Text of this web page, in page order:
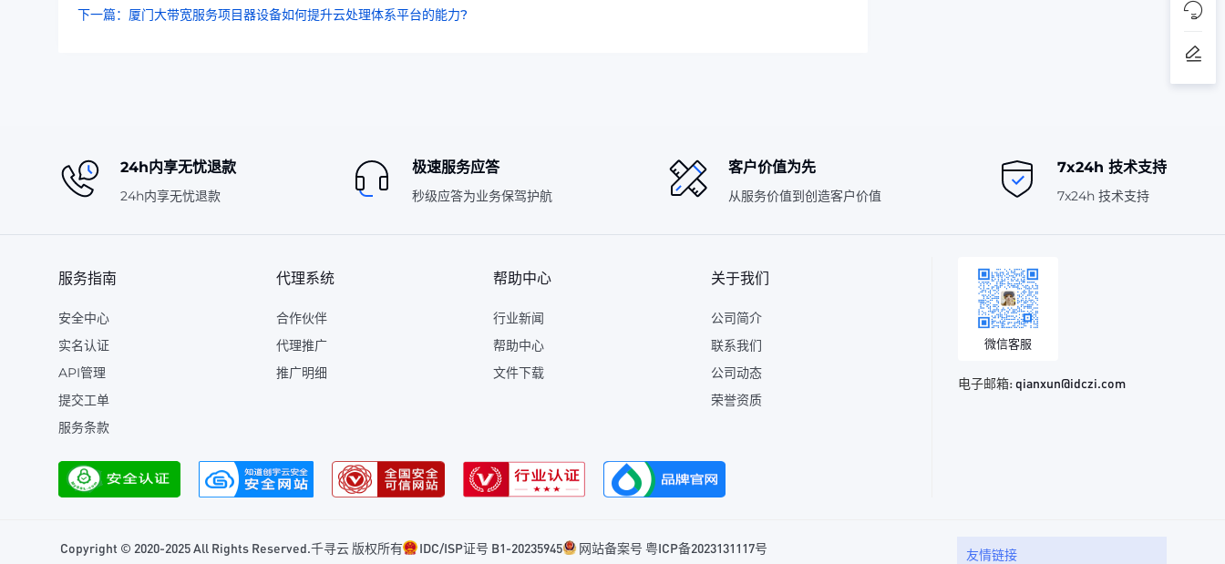
下一篇：厦门大带宽服务项目器设备如何提升云处理体系平台的能力?
24h内享无忧退款
24h内享无忧退款
极速服务应答
秒级应答为业务保驾护航
客户价值为先
从服务价值到创造客户价值
7x24h 技术支持
7x24h 技术支持
服务指南
安全中心
实名认证
API管理
提交工单
服务条款
代理系统
合作伙伴
代理推广
推广明细
帮助中心
行业新闻
帮助中心
文件下载
关于我们
公司简介
联系我们
公司动态
荣誉资质
微信客服
电子邮箱:qianxun@idczi.com
Copyright © 2020-2025 All Rights Reserved.千寻云 版权所有 IDC/ISP证号 B1-20235945 网站备案号 粤ICP备2023131117号 友情链接